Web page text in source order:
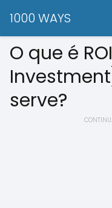
1000 WAYS
O que é
serve?